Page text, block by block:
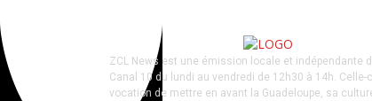
ZCL News est une émission locale et indépendante
Canal 10 du lundi au vendredi de 12h30 à 14h. Celle-
vocation de mettre en avant la Guadeloupe, sa